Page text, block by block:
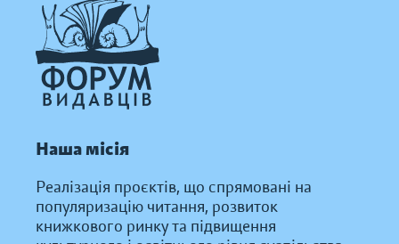
Наша місія
Реалізація проєктів, що спрямовані на
популяризацію читання, розвиток
книжкового ринку та підвищення